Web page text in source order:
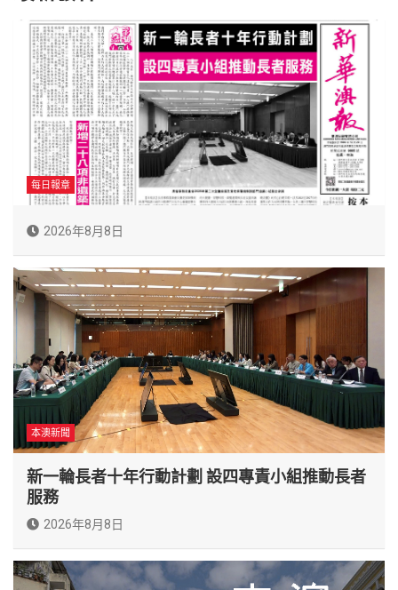
每日報章
2026年8月8日
本澳新聞
新一輪長者十年行動計劃 設四專責小組推動長者
服務
2026年8月8日